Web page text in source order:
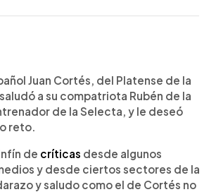
artículo
Juan Cortés, del Platense de la
a su compatriota Rubén de la
de la Selecta, y le deseó
reto.
de críticas desde algunos
y desde ciertos sectores de la
y saludo como el de Cortés no